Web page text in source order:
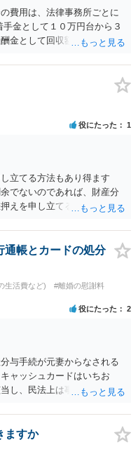
費用は、法律事務所ごとに
金として１０万円台から３
金として回収額の１０％か
こともあります。 もっと
勤務先が分かるか、慰謝料
見込むかによって、費用は
、訴訟になった場合、回収
よいでしょう。 弁護士選び
か、費用体系が明確か、見
問に具体的に答えてくれる
か事務局員を介するかな
よいと思います。いずれに
っては、証拠資料、夫と相
関係への影響、離婚予定の
役にたった 1
立てる方法もあり得ます
でないのであれば、財産分
えを申し立てる（法的には
れば、担当弁護士とよく相
通帳とカードの処分
生活費など)
#離婚の慰謝料
役にたった 2
与手続が元妻からなされる
ャッシュカードはいちお
し、民法上は事務管理（597
元妻の了解なく処分するこ
ます。
ますか